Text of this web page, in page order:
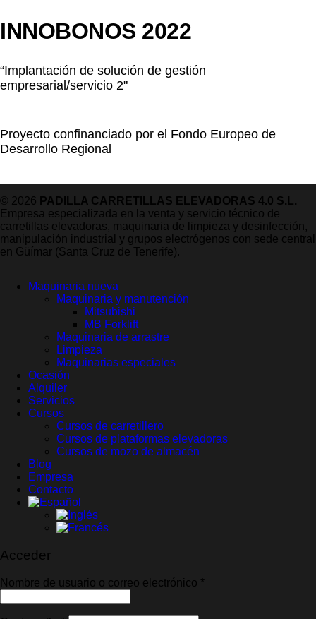
INNOBONOS 2022
“Implantación de solución de gestión
empresarial/servicio 2"
Proyecto confinanciado por el Fondo Europeo de
Desarrollo Regional
© 2026 PADILLA CARRETILLAS ELEVADORAS 4.0 S.L.
Empresa especializada en la venta y servicio técnico de
carretillas elevadoras, maquinaria de limpieza y desinfección,
manipulación industrial y grupos electrógenos con sede central
en Güímar (Santa Cruz de Tenerife).
Maquinaria nueva
Maquinaria y manutención
Mitsubishi
MB Forklift
Maquinaria de arrastre
Limpieza
Maquinarias especiales
Ocasión
Alquiler
Servicios
Cursos
Cursos de carretillero
Cursos de plataformas elevadoras
Cursos de mozo de almacén
Blog
Empresa
Contacto
Acceder
Nombre de usuario o correo electrónico *